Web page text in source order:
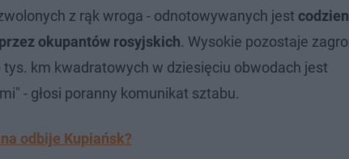
z rąk wroga - odnotowywanych jest
okupantów rosyjskich. Wysokie pozostaje
km kwadratowych w dziesięciu obwodach jest
- głosi poranny komunikat sztabu.
odbije Kupiańsk?